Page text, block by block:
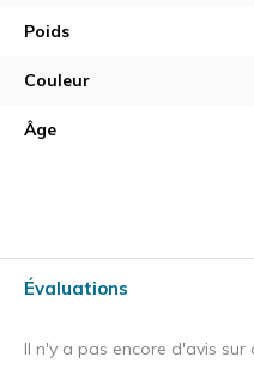
Poids
Couleur
Âge
Évaluations
Il n'y a pas encore d'avis sur